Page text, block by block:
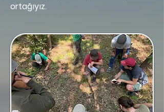
ortağıyız.